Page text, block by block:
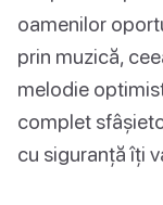
oamenilor
prin muzică,
melodie
complet
cu siguranță îți